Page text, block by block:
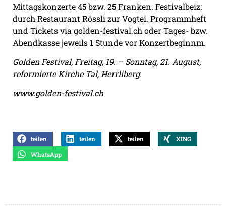
Mittagskonzerte 45 bzw. 25 Franken. Festivalbeiz:
durch Restaurant Rössli zur Vogtei. Programmheft
und Tickets via golden-festival.ch oder Tages- bzw.
Abendkasse jeweils 1 Stunde vor Konzertbeginnm.
Golden Festival, Freitag, 19. – Sonntag, 21. August,
reformierte Kirche Tal, Herrliberg.
www.golden-festival.ch
teilen teilen teilen
XING
WhatsApp